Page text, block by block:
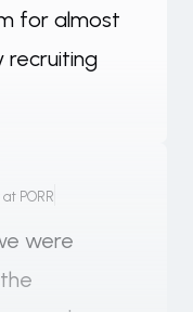
for almost
recruiting
PORR
were